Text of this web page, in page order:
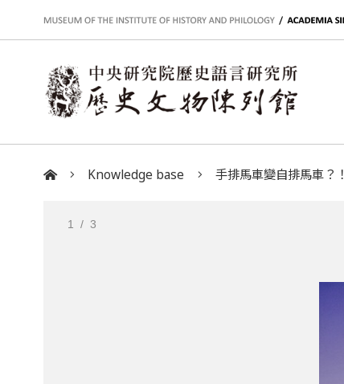
:::
Knowledge base 手排馬車變自排馬車？！
1 / 3